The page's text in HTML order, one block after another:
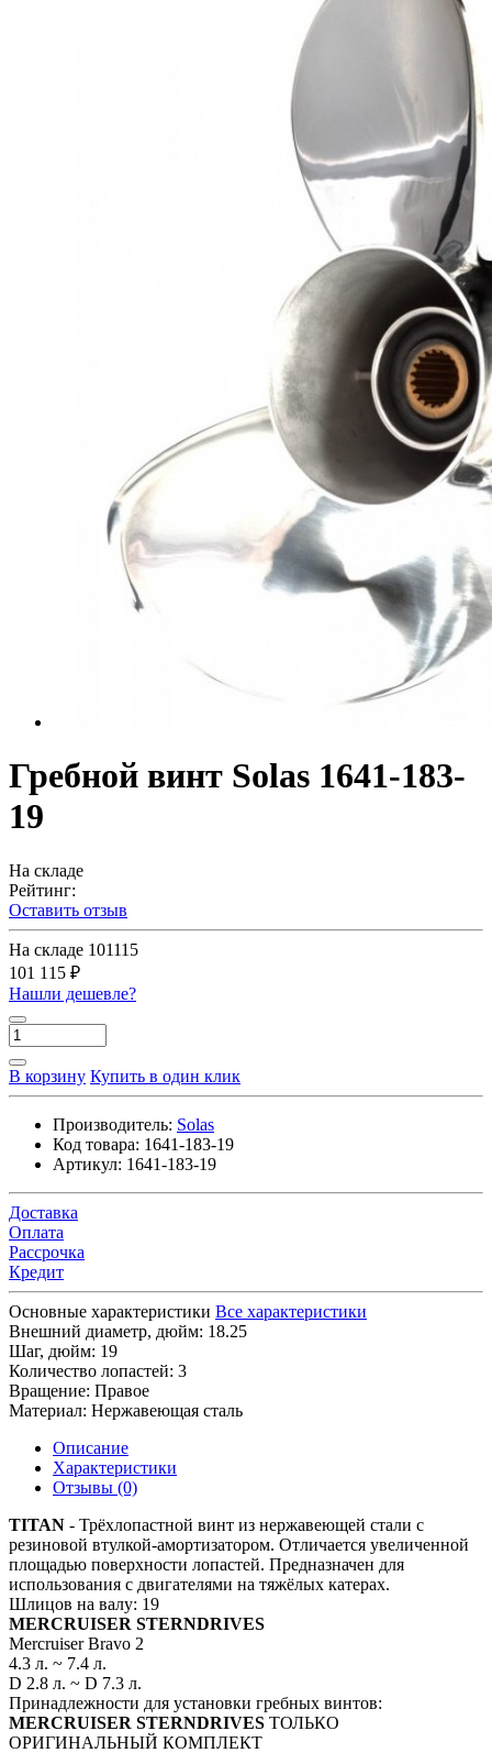
Гребной винт Solas 1641-183-
19
На складе
Рейтинг:
Оставить отзыв
На складе 101115
101 115 ₽
Нашли дешевле?
В корзину Купить в один клик
Производитель: Solas
Код товара: 1641-183-19
Артикул: 1641-183-19
Доставка
Оплата
Рассрочка
Кредит
Основные характеристики Все характеристики
Внешний диаметр, дюйм: 18.25
Шаг, дюйм: 19
Количество лопастей: 3
Вращение: Правое
Материал: Нержавеющая сталь
Описание
Характеристики
Отзывы (0)
TITAN - Трёхлопастной винт из нержавеющей стали с
резиновой втулкой-амортизатором. Отличается увеличенной
площадью поверхности лопастей. Предназначен для
использования с двигателями на тяжёлых катерах.
Шлицов на валу: 19
MERCRUISER STERNDRIVES
Mercruiser Bravo 2
4.3 л. ~ 7.4 л.
D 2.8 л. ~ D 7.3 л.
Принадлежности для установки гребных винтов:
MERCRUISER STERNDRIVES ТОЛЬКО
ОРИГИНАЛЬНЫЙ КОМПЛЕКТ